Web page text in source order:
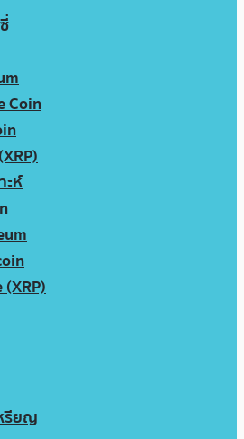
Coin
ะห์
รียญ